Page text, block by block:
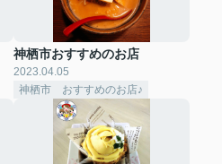
神栖市おすすめのお店
2023.04.05
神栖市 おすすめのお店♪